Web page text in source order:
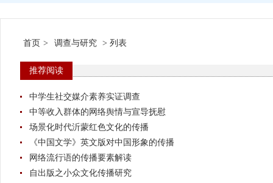
首页 > 调查与研究 > 列表
推荐阅读
中学生社交媒介素养实证调查
中等收入群体的网络舆情与宣导抚慰
场景化时代沂蒙红色文化的传播
《中国文学》英文版对中国形象的传播
网络流行语的传播要素解读
自出版之小众文化传播研究